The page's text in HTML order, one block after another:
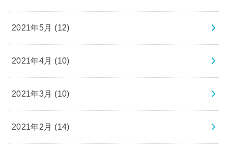
2021年5月 (12)
2021年4月 (10)
2021年3月 (10)
2021年2月 (14)